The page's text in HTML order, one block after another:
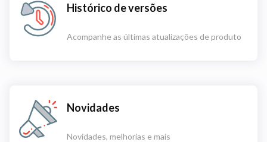
Histórico de versões
Acompanhe as últimas atualizações de produto
Novidades
Novidades, melhorias e mais